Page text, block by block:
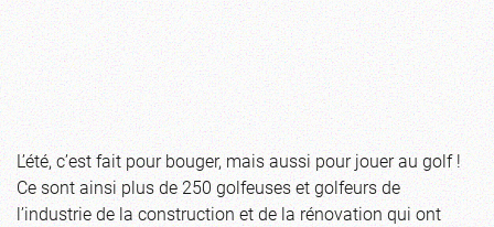
L’été, c’est fait pour bouger, mais aussi pour jouer au golf !
Ce sont ainsi plus de 250 golfeuses et golfeurs de
l’industrie de la construction et de la rénovation qui ont